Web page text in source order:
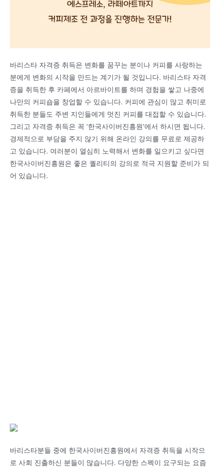
바리스타 자격증 취득은 변화를 꿈꾸는 분이나 커피를 사랑하는
분에게 변화의 시작을 만드는 계기가 될 것입니다. 바리스타 자격
증을 취득한 후 카페에서 아르바이트를 하며 경험을 쌓고 나중에
나만의 커피숍을 창업할 수 있습니다. 커피에 관심이 많고 취미로
취득한 분들도 주변 지인들에게 멋진 커피를 대접할 수 있습니다.
그리고 자격증 취득은 꼭 ‘한국사이버진흥원’에서 하시면 됩니다.
경제적으로 부담을 주지 않기 위해 온라인 강의를 무료로 제공하
고 있습니다. 여러분이 열심히 노력해서 변화를 일으키고 싶다면
한국사이버진흥원은 좋은 퀄리티의 강의로 적극 지원할 준비가 되
어 있습니다.
바리스타분들 중에 한국사이버진흥원에서 자격증 취득을 시작으
로 사회 진출하신 분들이 많습니다. 다양한 스펙이 요구되는 요즘